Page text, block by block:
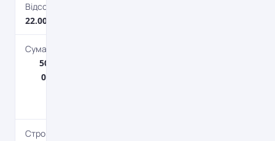
Відсоткова ставка
22.00% – 24.00%
Сума кредиту
50 000 грн. – 10 000
000 грн.Не більше
Строк кредитування